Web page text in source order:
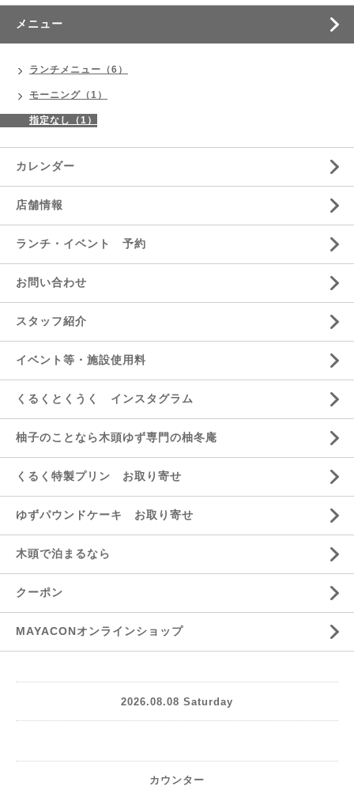
メニュー
ランチメニュー（6）
モーニング（1）
指定なし（1）
カレンダー
店舗情報
ランチ・イベント 予約
お問い合わせ
スタッフ紹介
イベント等・施設使用料
くるくとくうく インスタグラム
柚子のことなら木頭ゆず専門の柚冬庵
くるく特製プリン お取り寄せ
ゆずパウンドケーキ お取り寄せ
木頭で泊まるなら
クーポン
MAYACONオンラインショップ
2026.08.08 Saturday
カウンター